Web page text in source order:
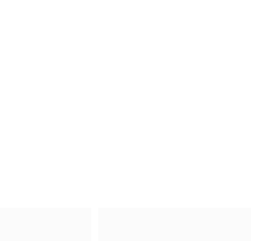
人”；共享同一具
受害者；临终前与遗憾和解的“无